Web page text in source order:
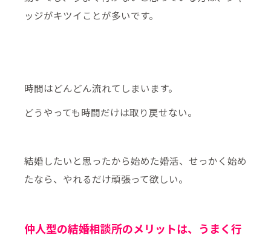
ッジがキツイことが多いです。
時間はどんどん流れてしまいます。
どうやっても時間だけは取り戻せない。
結婚したいと思ったから始めた婚活、せっかく始め
たなら、やれるだけ頑張って欲しい。
仲人型の結婚相談所のメリットは、うまく行